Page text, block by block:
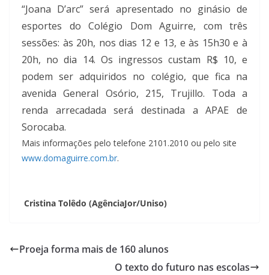
“Joana D’arc” será apresentado no ginásio de
esportes do Colégio Dom Aguirre, com três
sessões: às 20h, nos dias 12 e 13, e às 15h30 e à
20h, no dia 14. Os ingressos custam R$ 10, e
podem ser adquiridos no colégio, que fica na
avenida General Osório, 215, Trujillo. Toda a
renda arrecadada será destinada a APAE de
Sorocaba.
Mais informações pelo telefone 2101.2010 ou pelo site
www.domaguirre.com.br.
Cristina Tolêdo (AgênciaJor/Uniso)
Proeja forma mais de 160 alunos
O texto do futuro nas escolas